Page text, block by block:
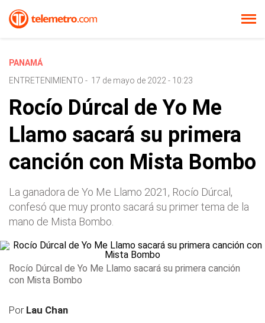
PANAMÁ
ENTRETENIMIENTO - 17 de mayo de 2022 - 10:23
Rocío Dúrcal de Yo Me
Llamo sacará su primera
canción con Mista Bombo
La ganadora de Yo Me Llamo 2021, Rocío Dúrcal,
confesó que muy pronto sacará su primer tema de la
mano de Mista Bombo.
Rocío Dúrcal de Yo Me Llamo sacará su primera canción
con Mista Bombo
Por Lau Chan